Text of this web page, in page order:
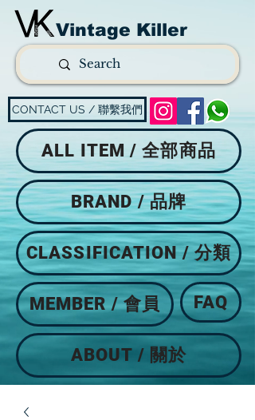
Vintage Killer
CONTACT US / 聯繫我們
ALL ITEM / 全部商品
BRAND / 品牌
CLASSIFICATION / 分類
MEMBER / 會員 FAQ
ABOUT / 關於